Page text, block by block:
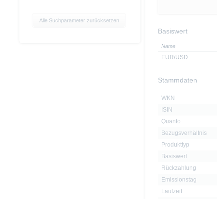
Basiswert
Name
EUR/USD
Stammdaten
WKN
ISIN
Quanto
Bezugsverhältnis
Produkttyp
Basiswert
Rückzahlung
Emissionstag
Laufzeit
Alle Suchparameter zurücksetzen